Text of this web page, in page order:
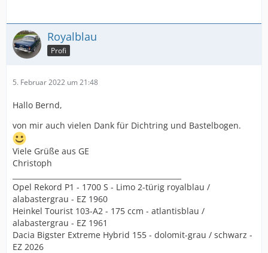
Royalblau
Profi
5. Februar 2022 um 21:48
Hallo Bernd,
von mir auch vielen Dank für Dichtring und Bastelbogen.
Viele Grüße aus GE
Christoph
Opel Rekord P1 - 1700 S - Limo 2-türig royalblau /
alabastergrau - EZ 1960
Heinkel Tourist 103-A2 - 175 ccm - atlantisblau /
alabastergrau - EZ 1961
Dacia Bigster Extreme Hybrid 155 - dolomit-grau / schwarz -
EZ 2026